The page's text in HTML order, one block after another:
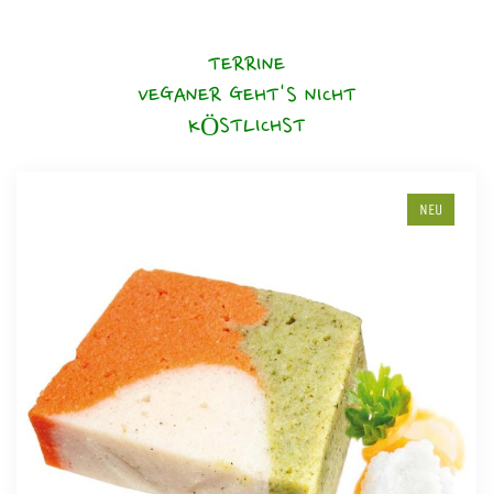
TERRINE
VEGANER GEHT'S NICHT
KÖSTLICHST
NEU